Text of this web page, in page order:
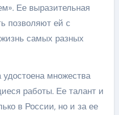
Ее выразительная
позволяют ей с
самых разных
множества
работы. Ее талант и
в России, но и за ее